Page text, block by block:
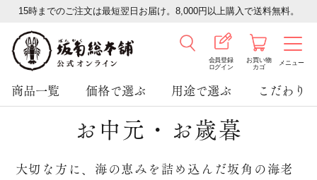
15時までのご注文は最短翌日お届け。8,000円以上購入で送料無料。
会員登録
ログイン
お買い物
カゴ
メニュー
商品一覧 価格で選ぶ 用途で選ぶ こだわり
お中元・お歳暮
大切な方に、海の恵みを詰め込んだ坂角の海老